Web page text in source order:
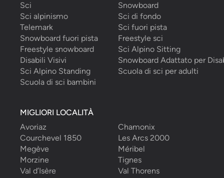
Sci
Snowboard
Sci alpinismo
Sci di fondo
Telemark
Sci fuori pista
Snowboard fuori pista
Freestyle sci
Freestyle snowboard
Sci Alpino Sitting
Disabili Visivi
Snowboard Adattato per
Sci Alpino Standing
Scuola di sci per adulti
Scuola di sci bambini
MIGLIORI LOCALITÀ
Avoriaz
Chamonix
Courchevel 1850
Les Arcs 2000
Megève
Méribel
Morzine
Tignes
Val d’Isère
Val Thorens